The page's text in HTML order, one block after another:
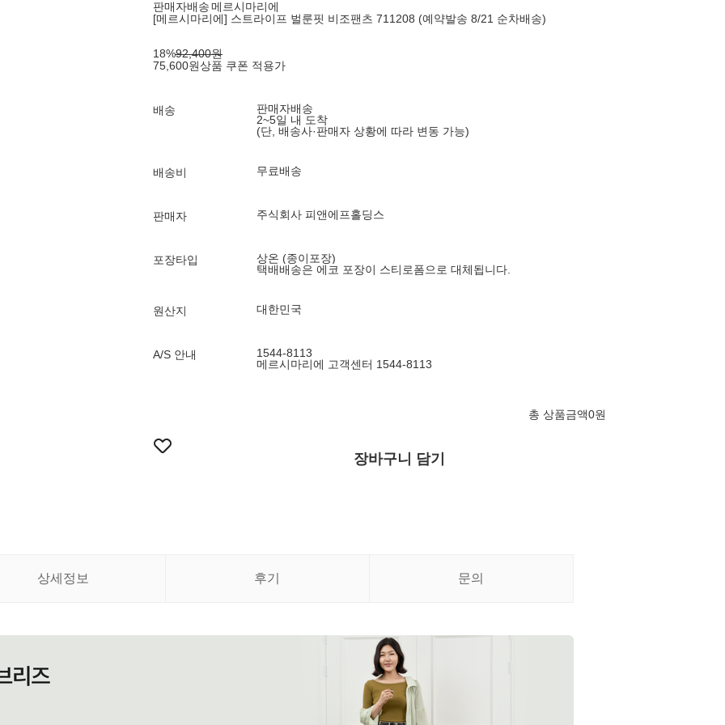
판매자배송메르시마리에
[메르시마리에] 스트라이프 벌룬핏 비조팬츠 711208 (예약발송 8/21 순차배송)
18%92,400원
75,600원상품 쿠폰 적용가
배송
판매자배송
2~5일 내 도착
(단, 배송사·판매자 상황에 따라 변동 가능)
배송비 무료배송
판매자 주식회사 피앤에프홀딩스
포장타입
상온 (종이포장)
택배배송은 에코 포장이 스티로폼으로 대체됩니다.
원산지 대한민국
A/S 안내
1544-8113
메르시마리에 고객센터 1544-8113
총 상품금액0원
장바구니 담기
상세정보 후기 문의